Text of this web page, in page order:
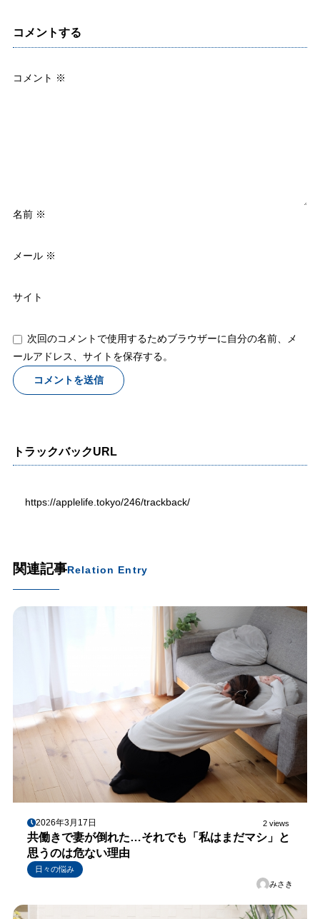
コメントする
コメント ※
名前 ※
メール ※
サイト
次回のコメントで使用するためブラウザーに自分の名前、メ
ールアドレス、サイトを保存する。
トラックバックURL
https://applelife.tokyo/246/trackback/
関連記事Relation Entry
2026年3月17日 2 views
共働きで妻が倒れた…それでも「私はまだマシ」と
思うのは危ない理由
日々の悩み
みさき